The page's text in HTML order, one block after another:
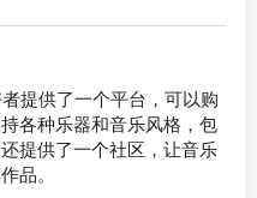
提供了一个平台，可以购
各种乐器和音乐风格，包
提供了一个社区，让音乐
品。